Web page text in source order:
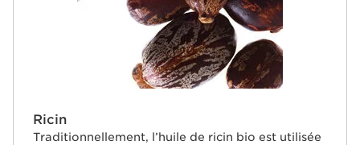
Ricin
Traditionnellement, l’huile de ricin bio est utilisée